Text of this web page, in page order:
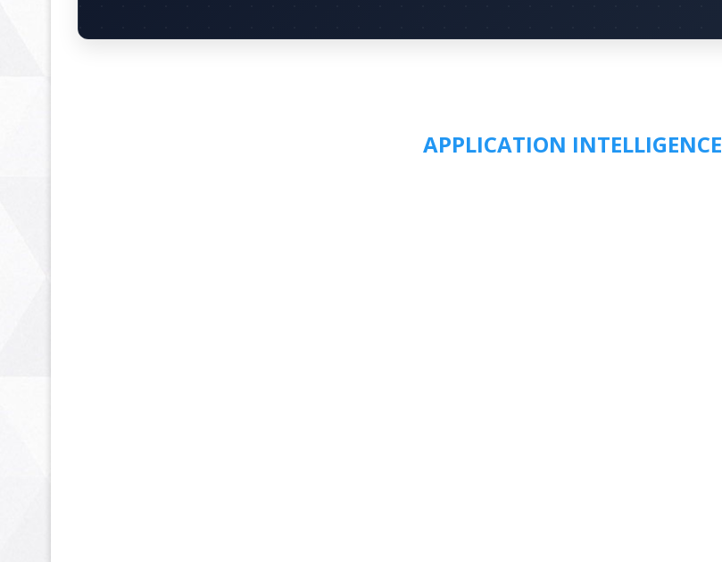
APPLICATION INTELLIGENCE